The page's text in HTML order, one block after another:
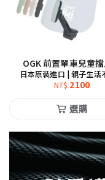
OGK 前置單車兒童
日本原裝進口 | 親子生活
NT$ 2100
選購